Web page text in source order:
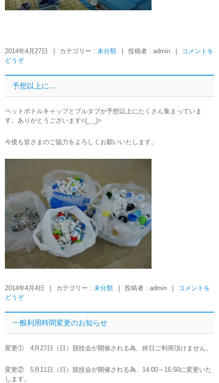
2014年4月27日 カテゴリー : 未分類 投稿者 : admin
コメントを
どうぞ
予想以上に…
ペットボトルキャップとプルタブが予想以上にたくさん集まっていま
す。ありがとうございます<(_ _)>
今後も皆さまのご協力をよろしくお願いいたします。
2014年4月4日 カテゴリー : 未分類 投稿者 : admin
コメントを
どうぞ
一般利用時間変更のお知らせ
変更① 4月27日（日）競技会が開催される為、終日ご利用頂けません。
変更② 5月11日（日）競技会が開催される為、14:00～16:50に変更いた
します。